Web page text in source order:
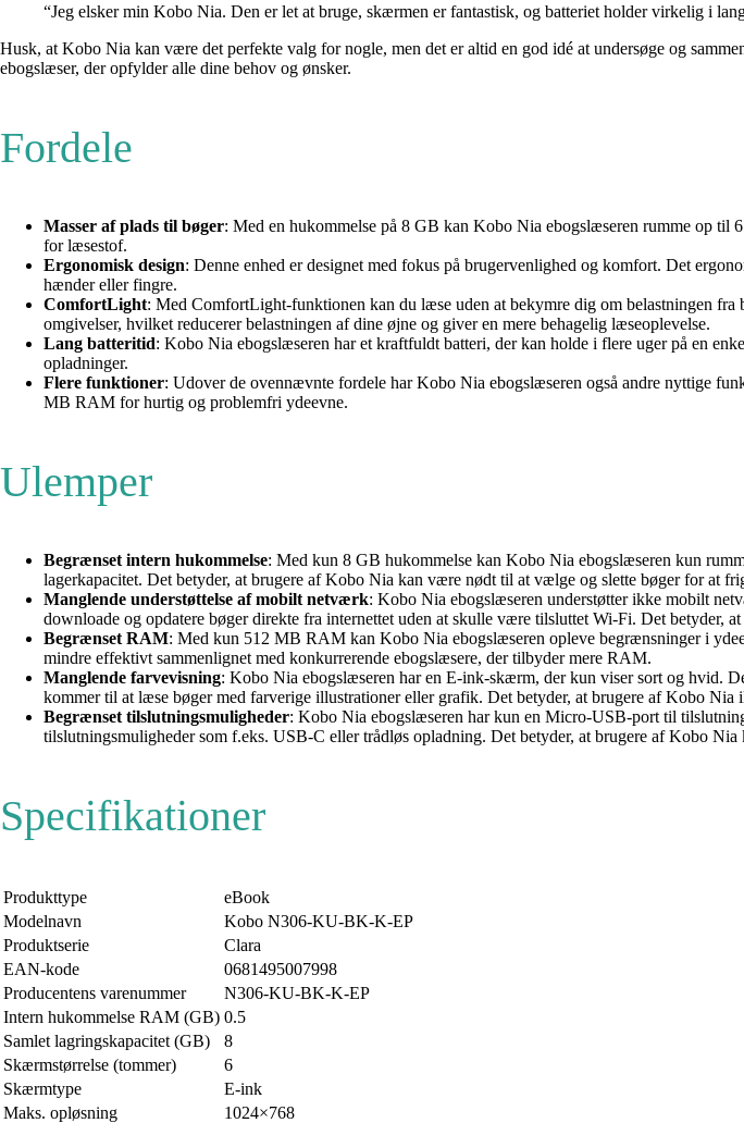
“Jeg elsker min Kobo Nia. Den er let at bruge, skærmen er fantastisk, og batteriet holder virkelig i
Husk, at Kobo Nia kan være det perfekte valg for nogle, men det er altid en god idé at undersøge og
ebogslæser, der opfylder alle dine behov og ønsker.
Fordele
Masser af plads til bøger: Med en hukommelse på 8 GB kan Kobo Nia ebogslæseren rumme op til
for læsestof.
Ergonomisk design: Denne enhed er designet med fokus på brugervenlighed og komfort. Det
hænder eller fingre.
ComfortLight: Med ComfortLight-funktionen kan du læse uden at bekymre dig om belastningen
omgivelser, hvilket reducerer belastningen af dine øjne og giver en mere behagelig læseoplevelse.
Lang batteritid: Kobo Nia ebogslæseren har et kraftfuldt batteri, der kan holde i flere uger på en
opladninger.
Flere funktioner: Udover de ovennævnte fordele har Kobo Nia ebogslæseren også andre nyttige
MB RAM for hurtig og problemfri ydeevne.
Ulemper
Begrænset intern hukommelse: Med kun 8 GB hukommelse kan Kobo Nia ebogslæseren kun
lagerkapacitet. Det betyder, at brugere af Kobo Nia kan være nødt til at vælge og slette bøger for at
Manglende understøttelse af mobilt netværk: Kobo Nia ebogslæseren understøtter ikke mobilt
downloade og opdatere bøger direkte fra internettet uden at skulle være tilsluttet Wi-Fi. Det
Begrænset RAM: Med kun 512 MB RAM kan Kobo Nia ebogslæseren opleve begrænsninger i
mindre effektivt sammenlignet med konkurrerende ebogslæsere, der tilbyder mere RAM.
Manglende farvevisning: Kobo Nia ebogslæseren har en E-ink-skærm, der kun viser sort og hvid.
kommer til at læse bøger med farverige illustrationer eller grafik. Det betyder, at brugere af Kobo
Begrænset tilslutningsmuligheder: Kobo Nia ebogslæseren har kun en Micro-USB-port til
tilslutningsmuligheder som f.eks. USB-C eller trådløs opladning. Det betyder, at brugere af Kobo
Specifikationer
Produkttype
eBook
Modelnavn
Kobo N306-KU-BK-K-EP
Produktserie
Clara
EAN-kode
0681495007998
Producentens varenummer
N306-KU-BK-K-EP
Intern hukommelse RAM (GB) 0.5
Samlet lagringskapacitet (GB)
8
Skærmstørrelse (tommer)
6
Skærmtype
E-ink
Maks. opløsning
1024×768